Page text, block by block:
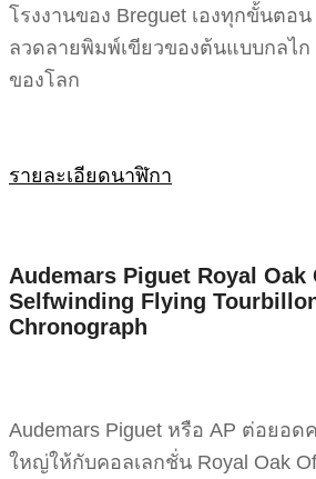
โรงงานของ Breguet เองทุกขั้นตอ
ลวดลายพิมพ์เขียวของต้นแบบกลไก
ของโลก
รายละเอียดนาฬิกา
Audemars Piguet Royal Oak
Selfwinding Flying
Chronograph
Audemars Piguet หรือ AP ต่อยอด
ใหญ่ให้กับคอลเลกชั่น Royal Oak